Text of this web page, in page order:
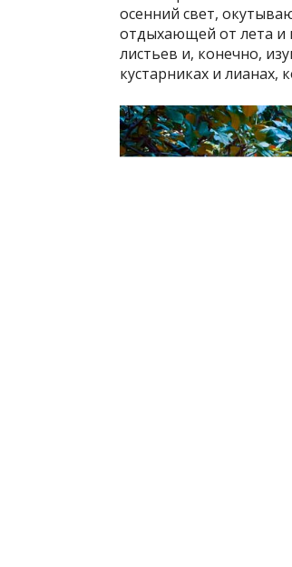
осенний свет,
отдыхающей от лета и
листьев и, конечно,
кустарниках и